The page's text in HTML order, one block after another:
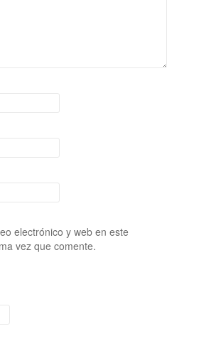
electrónico y web en este
vez que comente.